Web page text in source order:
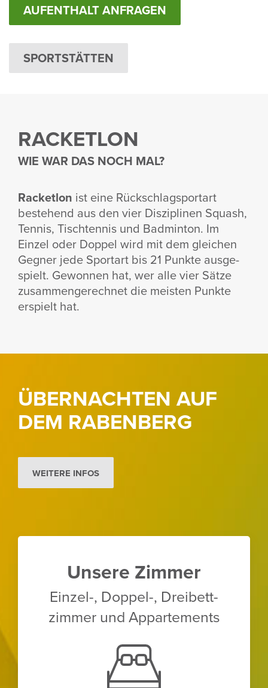
AUFENTHALT ANFRAGEN
SPORTSTÄTTEN
RACKETLON
WIE WAR DAS NOCH MAL?
Racketlon ist eine Rück­schlags­portart
beste­hend aus den vier Diszi­plinen Squash,
Tennis, Tisch­tennis und Badminton. Im
Einzel oder Doppel wird mit dem glei­chen
Gegner jede Sportart bis 21 Punkte ausge­
spielt. Gewonnen hat, wer alle vier Sätze
zusam­men­ge­rechnet die meisten Punkte
erspielt hat.
ÜBERNACHTEN AUF
DEM RABEN­BERG
WEITERE INFOS
Unsere Zimmer
Einzel-, Doppel-, Drei­bett­
zimmer und Appar­te­ments